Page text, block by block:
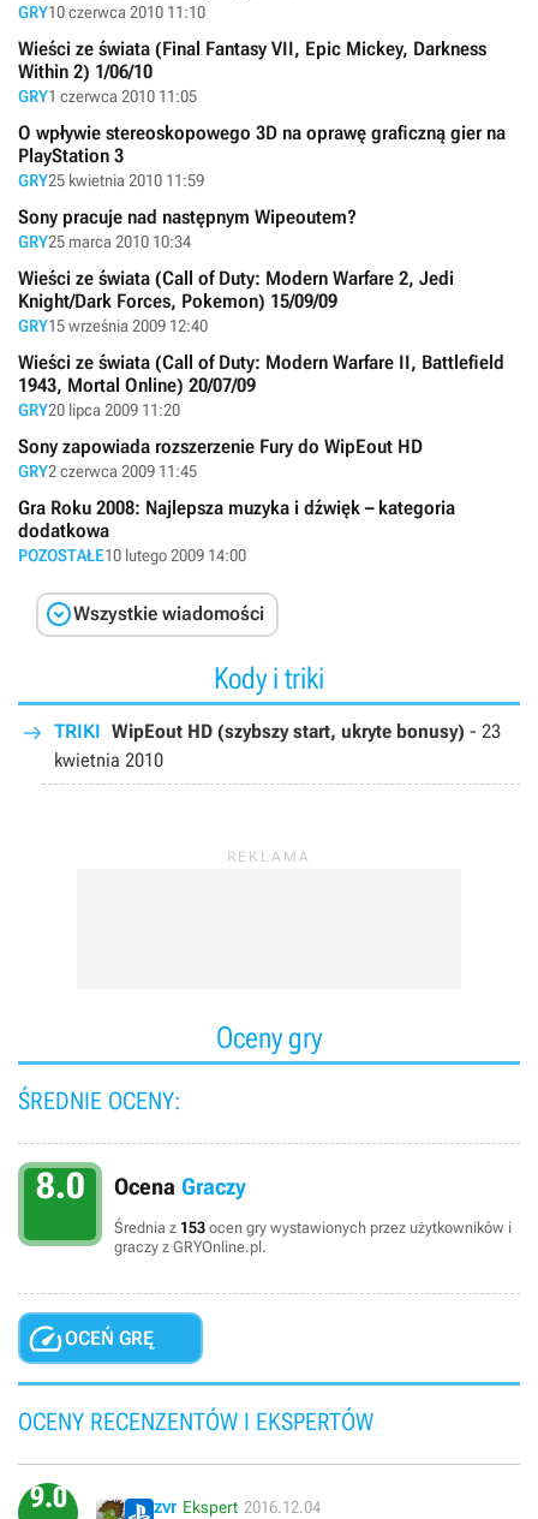
GRY10 czerwca 2010 11:10
Wieści ze świata (Final Fantasy VII, Epic Mickey, Darkness
Within 2) 1/06/10
GRY1 czerwca 2010 11:05
O wpływie stereoskopowego 3D na oprawę graficzną gier na
PlayStation 3
GRY25 kwietnia 2010 11:59
Sony pracuje nad następnym Wipeoutem?
GRY25 marca 2010 10:34
Wieści ze świata (Call of Duty: Modern Warfare 2, Jedi
Knight/Dark Forces, Pokemon) 15/09/09
GRY15 września 2009 12:40
Wieści ze świata (Call of Duty: Modern Warfare II, Battlefield
1943, Mortal Online) 20/07/09
GRY20 lipca 2009 11:20
Sony zapowiada rozszerzenie Fury do WipEout HD
GRY2 czerwca 2009 11:45
Gra Roku 2008: Najlepsza muzyka i dźwięk – kategoria
dodatkowa
POZOSTAŁE10 lutego 2009 14:00
Wszystkie wiadomości
Kody i triki
TRIKI WipEout HD (szybszy start, ukryte bonusy) - 23
kwietnia 2010
Oceny gry
ŚREDNIE OCENY:
8.0 Ocena Graczy
Średnia z 153 ocen gry wystawionych przez użytkowników i
graczy z GRYOnline.pl.
OCEŃ GRĘ
OCENY RECENZENTÓW I EKSPERTÓW
9.0 zvr Ekspert 2016.12.04